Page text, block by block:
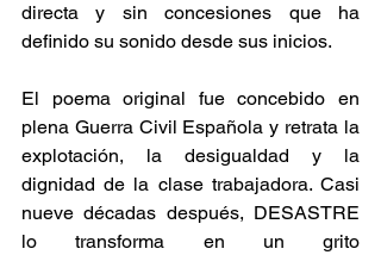
directa y sin concesiones que ha
definido su sonido desde sus inicios.
El poema original fue concebido en
plena Guerra Civil Española y retrata la
explotación, la desigualdad y la
dignidad de la clase trabajadora. Casi
nueve décadas después, DESASTRE
lo transforma en un grito